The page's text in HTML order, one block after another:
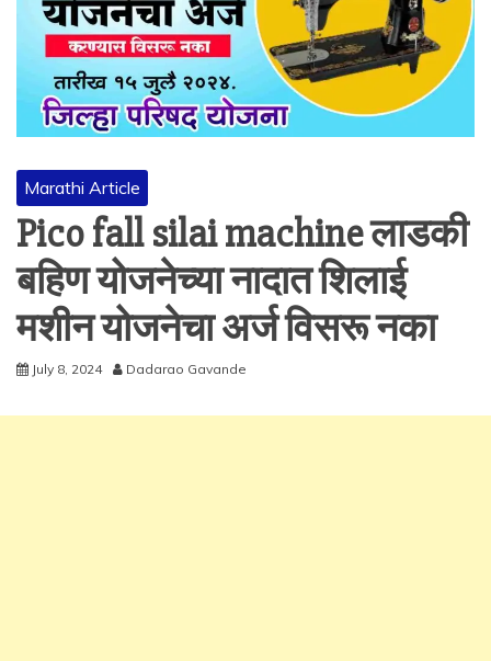
Marathi Article
Pico fall silai machine लाडकी
बहिण योजनेच्या नादात शिलाई
मशीन योजनेचा अर्ज विसरू नका
July 8, 2024 Dadarao Gavande